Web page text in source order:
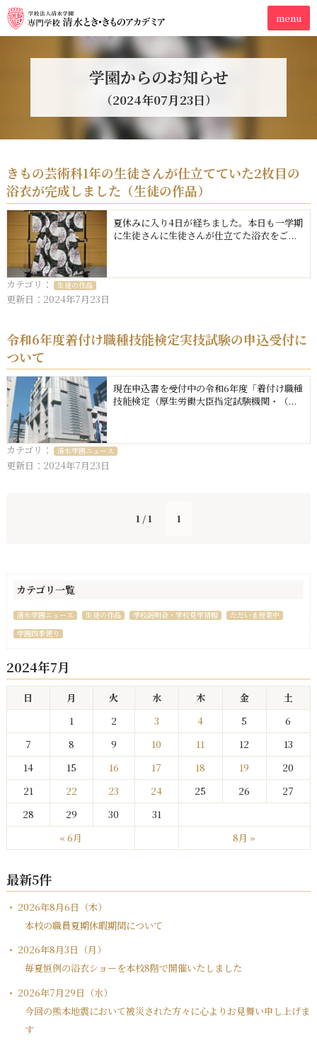
学園からのお知らせ
（2024年07月23日）
きもの芸術科1年の生徒さんが仕立てていた2枚目の
浴衣が完成しました（生徒の作品）
夏休みに入り4日が経ちました。本日も一学期
に生徒さんに生徒さんが仕立てた浴衣をご...
カテゴリ： 生徒の作品
更新日：2024年7月23日
令和6年度着付け職種技能検定実技試験の申込受付に
ついて
現在申込書を受付中の令和6年度「着付け職種
技能検定（厚生労働大臣指定試験機関・（...
カテゴリ： 清水学園ニュース
更新日：2024年7月23日
1 / 1 1
カテゴリ一覧
清水学園ニュース 生徒の作品 学校説明会・学校見学情報
ただいま授業中
学園四季便り
2024年7月
日 月 火 水 木 金 土
« 6月 8月 »
1 2 3 4 5
6
7
8 9 10 11 12
13
14
15 16 17 18 19
20
21
22 23 24 25 26
27
28
29 30 31
最新5件
2026年8月6日（木）
本校の職員夏期休暇期間について
2026年8月3日（月）
毎夏恒例の浴衣ショーを本校8階で開催いたしました
2026年7月29日（水）
今回の熊本地震において被災された方々に心よりお見舞い申し上げま
す